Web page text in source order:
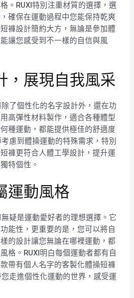
。RUXI特別注重材質的選擇，選
確保在運動過程中您能保持乾爽
褲設計簡約大方，無論是參加體
讓您感受到不一樣的自信與風
，展現自我風采
了個性化的名字設計外，還在功
高彈性材料製作，適合各種體型
種運動，都能提供極佳的舒適度
慮到體操運動的特殊需求，特別
褲更符合人體工學設計，提升運
特個性。
運動風格
疑是運動愛好者的理想選擇。它
能性，更重要的是，您可以將自
的設計讓您無論在哪裡運動，都
格。RUXI明白每個運動者都有自
帶有個人名字的客製化體操短褲
走進個性化運動的世界，感受運